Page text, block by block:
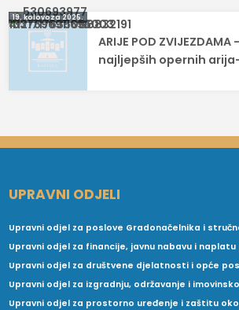
19. kolovoza 2025.
ARIJE POD
najljepših opernih
UPRAVNI ODJELI
Upravni odjel za poslove Gradonačelnika i
Upravni odjel za financije, javnu nabavu i
Upravni odjel za društvene djelatnosti i opće
Upravni odjel za izgradnju, održavanje i
Upravni odjel za prostorno uređenje i zaštitu